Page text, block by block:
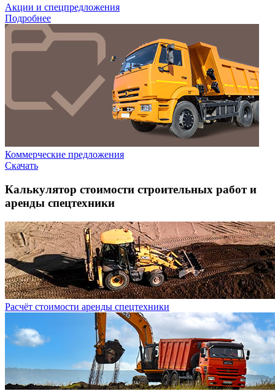
Акции и спецпредложения
Подробнее
Коммерческие предложения
Скачать
Калькулятор стоимости строительных работ и
аренды спецтехники
Расчёт стоимости аренды спецтехники